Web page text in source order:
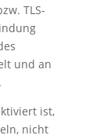
TLS-
und an
ist,
nicht